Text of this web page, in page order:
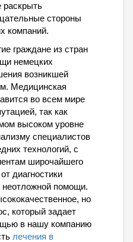
раскрыть
стороны
компаний.
граждане из стран
немецких
возникшей
Медицинская
во всем мире
так как
высоком уровне
специалистов
технологий, с
широчайшего
диагностики
неотложной помощи.
но
который задает
в нашу компанию
лечения в